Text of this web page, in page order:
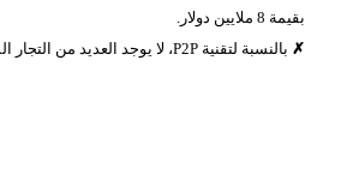
بقيمة 8 ملايين دولار.
بالنسبة لتقنية P2P، لا يوجد العديد من التجار المتاحين.